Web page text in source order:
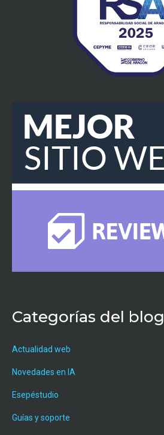
Categorías del blog
Actualidad web
Novedades en IA
Esepéstudio
Guías y soporte